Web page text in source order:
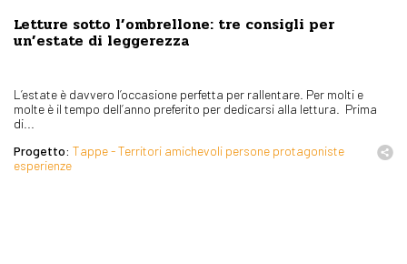
Letture sotto l’ombrellone: tre consigli per
un’estate di leggerezza
L’estate è davvero l’occasione perfetta per rallentare. Per molti e
molte è il tempo dell’anno preferito per dedicarsi alla lettura. Prima
di...
Progetto: Tappe - Territori amichevoli persone protagoniste
esperienze